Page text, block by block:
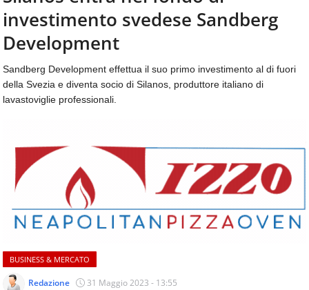
aggiornamenti
quotidiani
temi
come
ospitalità,
ristorazione,
catering
e
articoli
sul
mondo
dei
consumi
fuoricasa,
CONTATTI
investimento svedese Sandberg
Development
Sandberg Development effettua il suo primo investimento al di fuori
della Svezia e diventa socio di Silanos, produttore italiano di
lavastoviglie professionali.
BUSINESS & MERCATO
Redazione 31 Maggio 2023 - 13:55